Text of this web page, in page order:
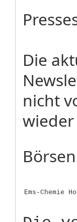
Die
nicht
Ems-Chemie